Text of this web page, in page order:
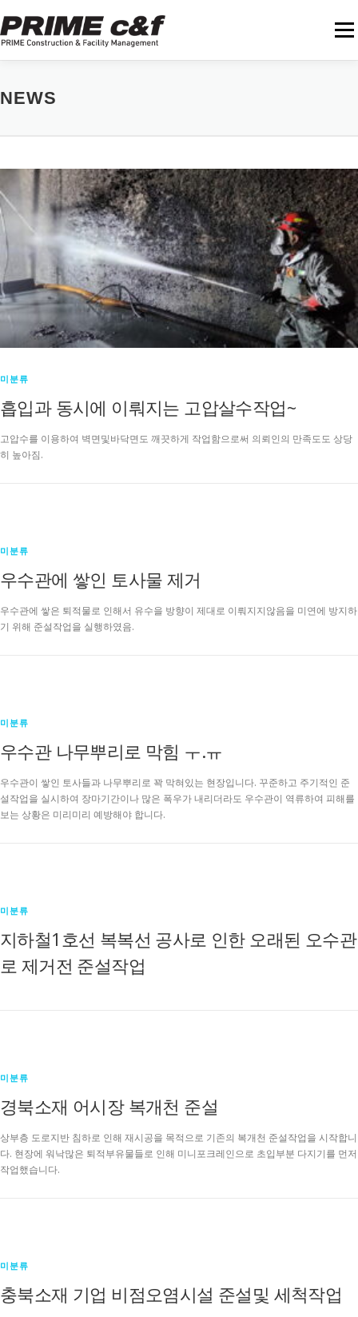
용
으
가
메뉴
회사소개
NEWS
N
e
w
s
미분류
흡입과 동시에 이뤄지는 고압살수작업~
고압수를 이용하여 벽면및바닥면도 깨끗하게 작업함으로써 의뢰인의 만족도도 상당
히 높아짐.
미분류
우수관에 쌓인 토사물 제거
우수관에 쌓은 퇴적물로 인해서 유수을 방향이 제대로 이뤄지지않음을 미연에 방지하
기 위해 준설작업을 실행하였음.
미분류
우수관 나무뿌리로 막힘 ㅜ.ㅠ
우수관이 쌓인 토사들과 나무뿌리로 꽉 막혀있는 현장입니다. 꾸준하고 주기적인 준
설작업을 실시하여 장마기간이나 많은 폭우가 내리더라도 우수관이 역류하여 피해를
보는 상황은 미리미리 예방해야 합니다.
미분류
지하철1호선 복복선 공사로 인한 오래된 오수관
로 제거전 준설작업
미분류
경북소재 어시장 복개천 준설
상부층 도로지반 침하로 인해 재시공을 목적으로 기존의 복개천 준설작업을 시작합니
다. 현장에 워낙많은 퇴적부유물들로 인해 미니포크레인으로 초입부분 다지기를 먼저
작업했습니다.
미분류
충북소재 기업 비점오염시설 준설및 세척작업